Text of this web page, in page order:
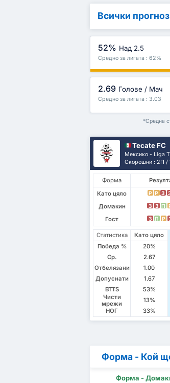
Всички
52% Над 2.5
Средно за лигата : 62%
2.69 Голове / Мач
Средно за лигата : 3.03
*Средна
Tecate FC
Мексико - Liga
Скорошни : 2П /
Форма
Като цяло
P P З
Домакин
З З П
Гост
З П P
Статистика Като цяло
Победа %
20%
Ср.
2.67
Отбелязани
1.00
Допуснати
1.67
BTTS
53%
Чисти
мрежи
13%
НОГ
33%
Форма - Кой
Форма -